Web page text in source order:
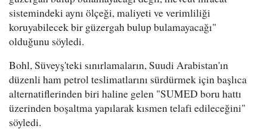
sistemindeki aynı ölçeği, maliyeti ve verimliliği
koruyabilecek bir güzergah bulup bulamayacağı"
olduğunu söyledi.
Bohl, Süveyş'teki sınırlamaların, Suudi Arabistan'ın
düzenli ham petrol teslimatlarını sürdürmek için başlıca
alternatiflerinden biri haline gelen "SUMED boru hattı
üzerinden boşaltma yapılarak kısmen telafi edileceğini"
söyledi.